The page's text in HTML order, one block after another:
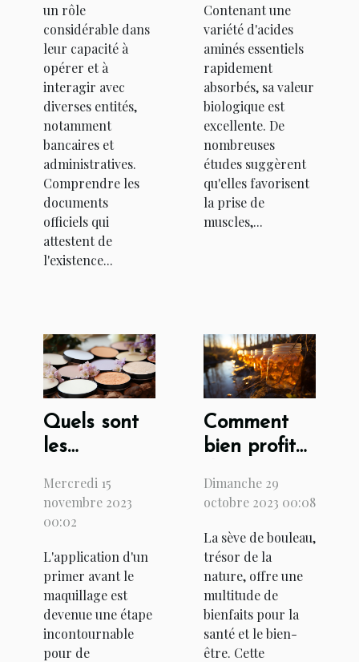
un rôle
considérable dans
leur capacité à
opérer et à
interagir avec
diverses entités,
notamment
bancaires et
administratives.
Comprendre les
documents
officiels qui
attestent de
l'existence...
Contenant une
variété d'acides
aminés essentiels
rapidement
absorbés, sa valeur
biologique est
excellente. De
nombreuses
études suggèrent
qu'elles favorisent
la prise de
muscles,...
Quels sont
les
d'appliquer
un primer
avant de
vous
maquiller ?
Mercredi 15
novembre 2023
00:02
L'application d'un
primer avant le
maquillage est
devenue une étape
incontournable
pour de
Comment
bien profiter
de la sève
?
Dimanche 29
octobre 2023 00:08
La sève de bouleau,
trésor de la
nature, offre une
multitude de
bienfaits pour la
santé et le bien-
être. Cette